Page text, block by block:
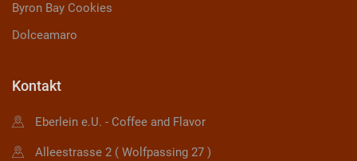
Byron Bay Cookies
Dolceamaro
Kontakt
Eberlein e.U. - Coffee and Flavor
Alleestrasse 2 ( Wolfpassing 27 )